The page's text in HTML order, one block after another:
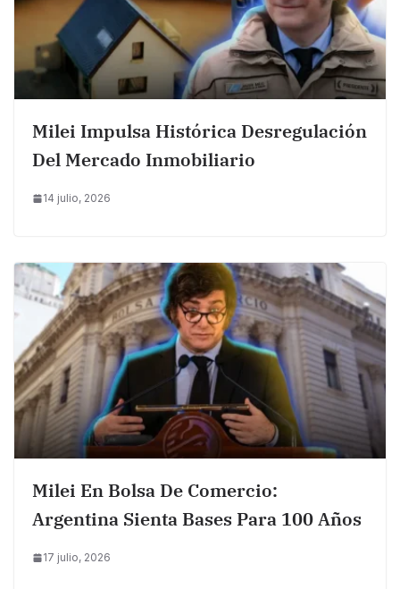
Milei Impulsa Histórica Desregulación
Del Mercado Inmobiliario
14 julio, 2026
Milei En Bolsa De Comercio:
Argentina Sienta Bases Para 100 Años
17 julio, 2026